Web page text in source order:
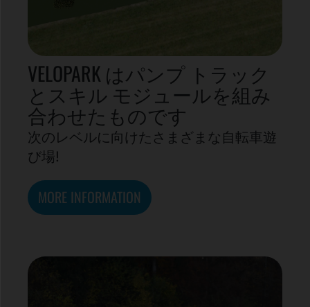
VELOPARK はパンプ トラック
とスキル モジュールを組み
合わせたものです
次のレベルに向けたさまざまな自転車遊
び場!
MORE INFORMATION